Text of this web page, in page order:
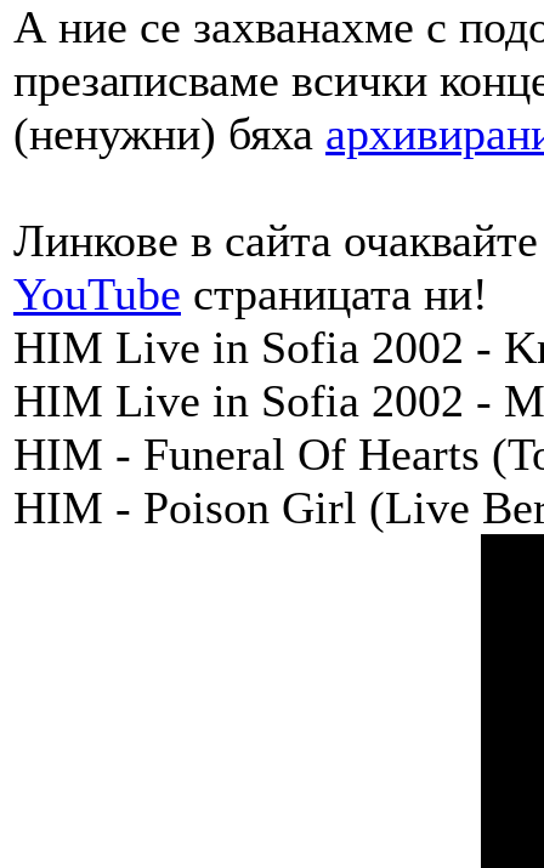
А ние се захванахме с
презаписваме всички
(ненужни) бяха
Линкове в сайта
YouTube страницата ни!
HIM Live in Sofia 2002 -
HIM Live in Sofia 2002 -
HIM - Funeral Of Hearts
HIM - Poison Girl (Live